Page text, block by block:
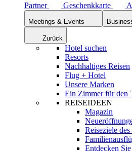
Partner
Geschenkkarte
Meetings & Events
Zurück
Hotel suchen
Resorts
Nachhaltiges Reisen
Flug + Hotel
Unsere Marken
Ein Zimmer für den
REISEIDEEN
Magazin
Reiseziele
Entdecken